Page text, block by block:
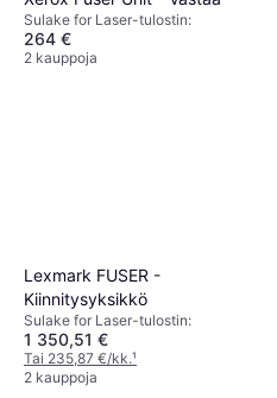
Sulake for Laser-tulostin:
264 €
2 kauppoja
Lexmark FUSER -
Kiinnitysyksikkö
Sulake for Laser-tulostin:
1 350,51 €
Tai 235,87 €/kk.¹
2 kauppoja